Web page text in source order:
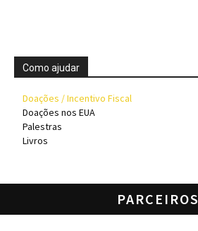
Como ajudar
Doações / Incentivo Fiscal
Doações nos EUA
Palestras
Livros
PARCEIROS